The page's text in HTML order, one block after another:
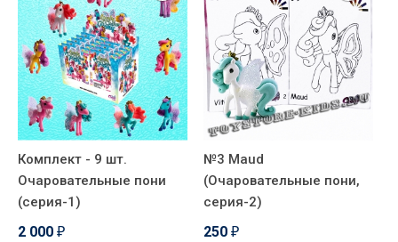
Комплект - 9 шт.
Очаровательные пони
(серия-1)
2 000 ₽
№3 Maud
(Очаровательные пони,
серия-2)
250 ₽